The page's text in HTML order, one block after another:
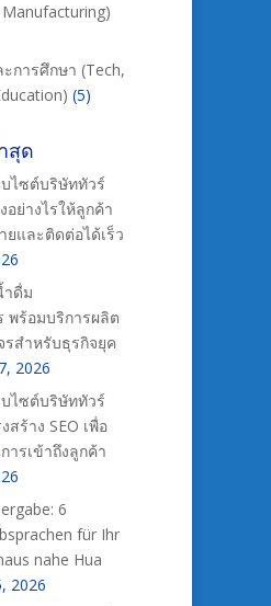
การศึกษา (Tech,
(5)
สุด
ไซต์บริษัททัวร์
อย่างไรให้ลูกค้า
และติดต่อได้เร็ว
ำดื่ม
พร้อมบริการผลิต
สำหรับธุรกิจยุค
2026
ไซต์บริษัททัวร์
สร้าง SEO เพื่อ
ารเข้าถึงลูกค้า
6
für Ihr
nahe Hua
2026